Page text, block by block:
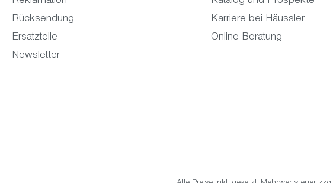
Rücksendung
Ersatzteile
Newsletter
Karriere bei Häussler
Online-Beratung